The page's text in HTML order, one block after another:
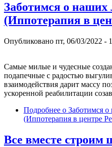
Заботимся о наших
(Иппотерапия в
Опубликовано пт, 06/03/2022 -
Самые милые и чудесные
подапечные с радостью
взаимодействия дарит массу
ускоренной реабилитации
Подробнее о Заботимся
(Иппотерапия в центре
Все вместе строим